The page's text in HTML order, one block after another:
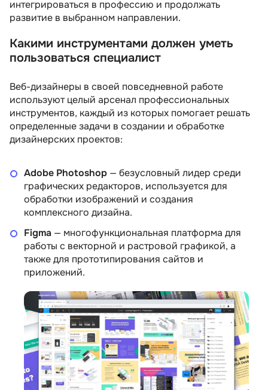
интегрироваться в профессию и продолжать
развитие в выбранном направлении.
Какими инструментами должен уметь
пользоваться специалист
Веб-дизайнеры в своей повседневной работе
используют целый арсенал профессиональных
инструментов, каждый из которых помогает решать
определенные задачи в создании и обработке
дизайнерских проектов:
Adobe Photoshop — безусловный лидер среди
графических редакторов, используется для
обработки изображений и создания
комплексного дизайна.
Figma — многофункциональная платформа для
работы с векторной и растровой графикой, а
также для прототипирования сайтов и
приложений.
5 отзывов
Подробнее
Логомашина 4 отзыва Skillbox